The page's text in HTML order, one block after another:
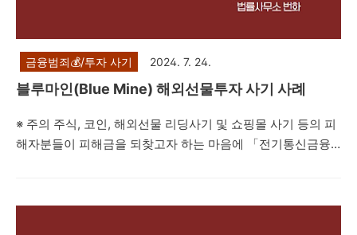
금융범죄💰/투자 사기 2024. 7. 24.
블루마인(Blue Mine) 해외선물투자 사기 사례
※ 주의 주식, 코인, 해외선물 리딩사기 및 쇼핑몰 사기 등의 피
해자분들이 피해금을 되찾고자 하는 마음에 「전기통신금융
비법률적 방법을 사용하여 해결해 주겠다는 표현을 사용합니